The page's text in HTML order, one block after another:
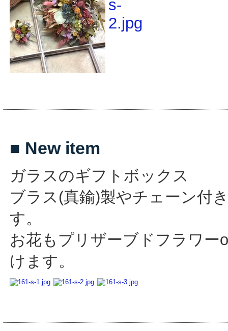
■ New item
ガラスのギフトボックス
ブラス(真鍮)製やチェーン付
す。
お花もプリザーブドフラワ
けます。